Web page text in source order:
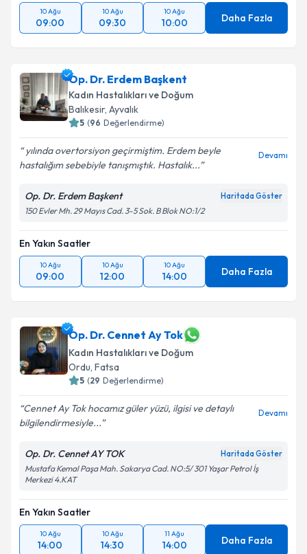
10 Ağu
09:00
10 Ağu
09:30
10 Ağu
10:00 Daha Fazla
Op. Dr. Erdem Başkent
Kadın Hastalıkları ve Doğum
Balıkesir, Ayvalık
5 (96 Değerlendirme)
yılında overtorsiyon geçirmiştim. Erdem beyle
hastalığım sebebiyle tanışmıştık. Hastalık...
Devamı
Op. Dr. Erdem Başkent Haritada Göster
150 Evler Mh. 29 Mayıs Cad. 3-5 Sok. B Blok NO:1/2
En Yakın Saatler
10 Ağu
09:00
10 Ağu
12:00
10 Ağu
14:00 Daha Fazla
Op. Dr. Cennet Ay Tok
Kadın Hastalıkları ve Doğum
Ordu, Fatsa
5 (29 Değerlendirme)
Cennet Ay Tok hocamız güler yüzü, ilgisi ve detaylı
bilgilendirmesiyle...
Devamı
Op. Dr. Cennet AY TOK Haritada Göster
Mustafa Kemal Paşa Mah. Sakarya Cad. NO:5/ 301 Yaşar Petrol İş
Merkezi 4.KAT
En Yakın Saatler
10 Ağu
14:00
10 Ağu
14:30
11 Ağu
14:00 Daha Fazla